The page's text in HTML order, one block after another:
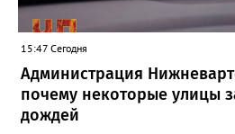
15:47 Сегодня
Администрация
почему некоторые улицы
дождей